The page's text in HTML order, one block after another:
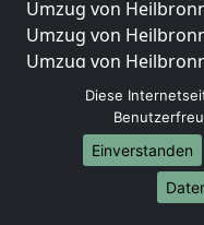
Umzug von
Umzug von
Umzug von
Umzug von
Umzug von
Umzug von
Umzug von
Umzug von
Diese
Einverstanden